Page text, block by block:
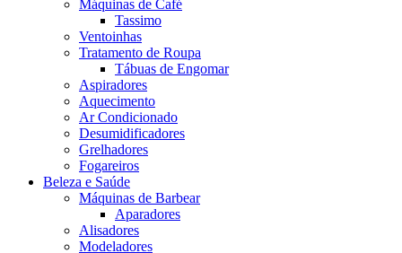
Máquinas de Café
Tassimo
Ventoinhas
Tratamento de Roupa
Tábuas de Engomar
Aspiradores
Aquecimento
Ar Condicionado
Desumidificadores
Grelhadores
Fogareiros
Beleza e Saúde
Máquinas de Barbear
Aparadores
Alisadores
Modeladores